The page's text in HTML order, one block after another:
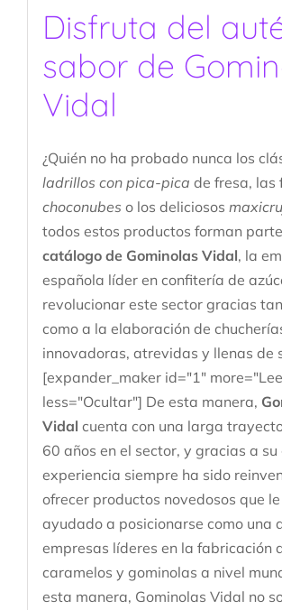
Disfruta del
sabor de
Vidal
¿Quién no ha probado nunca los
ladrillos con pica-pica de fresa, las
choconubes o los deliciosos
todos estos productos forman
catálogo de Gominolas Vidal, la
española líder en confitería de
revolucionar este sector gracias
como a la elaboración de
innovadoras, atrevidas y llenas de
[expander_maker id="1"
less="Ocultar"] De esta manera,
Vidal cuenta con una larga
60 años en el sector, y gracias a su
experiencia siempre ha sido
ofrecer productos novedosos que
ayudado a posicionarse como una
empresas líderes en la fabricación
caramelos y gominolas a nivel
esta manera, Gominolas Vidal no